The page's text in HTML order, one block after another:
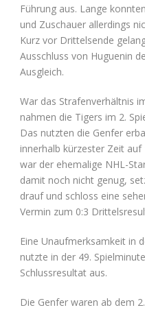
Führung aus. Lange
und Zuschauer allerdings
Kurz vor Drittelsende
Ausschluss von Huguenin
Ausgleich.
War das Strafenverhältnis
nahmen die Tigers im 2.
Das nutzten die Genfer
innerhalb kürzester Zeit
war der ehemalige NHL-
damit noch nicht genug,
drauf und schloss eine
Vermin zum 0:3
Eine Unaufmerksamkeit in
nutzte in der 49.
Schlussresultat aus.
Die Genfer waren ab dem